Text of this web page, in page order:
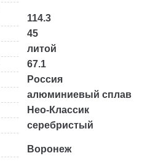
114.3
45
литой
67.1
Россия
алюминиевый сплав
Нео-Классик
серебристый
Воронеж